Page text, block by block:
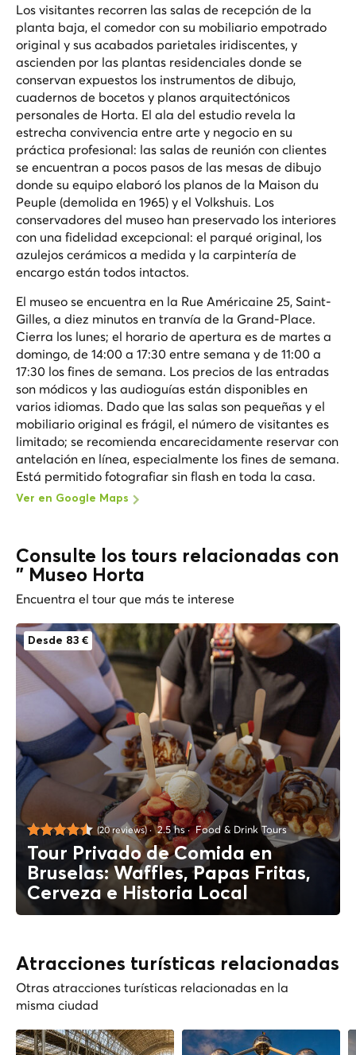
Los visitantes recorren las salas de recepción de la
planta baja, el comedor con su mobiliario empotrado
original y sus acabados parietales iridiscentes, y
ascienden por las plantas residenciales donde se
conservan expuestos los instrumentos de dibujo,
cuadernos de bocetos y planos arquitectónicos
personales de Horta. El ala del estudio revela la
estrecha convivencia entre arte y negocio en su
práctica profesional: las salas de reunión con clientes
se encuentran a pocos pasos de las mesas de dibujo
donde su equipo elaboró los planos de la Maison du
Peuple (demolida en 1965) y el Volkshuis. Los
conservadores del museo han preservado los interiores
con una fidelidad excepcional: el parqué original, los
azulejos cerámicos a medida y la carpintería de
encargo están todos intactos.
El museo se encuentra en la Rue Américaine 25, Saint-
Gilles, a diez minutos en tranvía de la Grand-Place.
Cierra los lunes; el horario de apertura es de martes a
domingo, de 14:00 a 17:30 entre semana y de 11:00 a
17:30 los fines de semana. Los precios de las entradas
son módicos y las audioguías están disponibles en
varios idiomas. Dado que las salas son pequeñas y el
mobiliario original es frágil, el número de visitantes es
limitado; se recomienda encarecidamente reservar con
antelación en línea, especialmente los fines de semana.
Está permitido fotografiar sin flash en toda la casa.
Ver en Google Maps
Consulte los tours relacionadas con
" Museo Horta
Encuentra el tour que más te interese
Desde 83 €
(20 reviews) 2.5 hs Food & Drink Tours
Tour Privado de Comida en
Bruselas: Waffles, Papas Fritas,
Cerveza e Historia Local
Atracciones turísticas relacionadas
Otras atracciones turísticas relacionadas en la
misma ciudad